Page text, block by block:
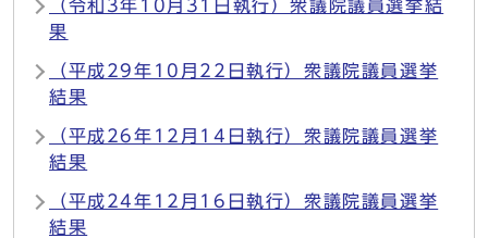
（令和3年10月31日執行）衆議院議員選挙結
果
（平成29年10月22日執行）衆議院議員選挙
結果
（平成26年12月14日執行）衆議院議員選挙
結果
（平成24年12月16日執行）衆議院議員選挙
結果